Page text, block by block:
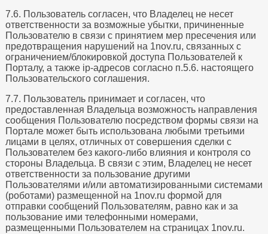
7.6. Пользователь согласен, что Владелец не несет
ответственности за возможные убытки, причиненные
Пользователю в связи с принятием мер пресечения или
предотвращения нарушений на 1nov.ru, связанных с
ограничением/блокировкой доступа Пользователей к
Порталу, а также ip-адресов согласно п.5.6. настоящего
Пользовательского соглашения.
7.7. Пользователь принимает и согласен, что
предоставленная Владельца возможность направления
сообщения Пользователю посредством формы связи на
Портале может быть использована любыми третьими
лицами в целях, отличных от совершения сделки с
Пользователем без какого-либо влияния и контроля со
стороны Владельца. В связи с этим, Владелец не несет
ответственности за пользование другими
Пользователями и/или автоматизированными системами
(роботами) размещенной на 1nov.ru формой для
отправки сообщений Пользователям, равно как и за
пользование ими телефонными номерами,
размещенными Пользователем на страницах 1nov.ru.